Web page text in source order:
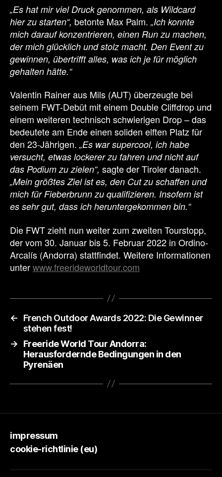
„Es hat mir viel Druck genommen, als Wildcard
hier zu starten“, betonte Max Palm. „Ich konnte
mich darauf konzentrieren, einen Run zu machen,
der mich glücklich und stolz macht. Den Event zu
gewinnen, übertrifft alles, was ich je für möglich
gehalten hätte.“
Valentin Rainer aus Mils (AUT) überzeugte bei
seinem FWT-Debüt mit einem Double Cliffdrop und
einem weiteren technisch schwierigen Drop – das
bedeutete am Ende einen soliden elften Platz für
den 23-Jährigen. „Es war supercool, ich habe
versucht, etwas lockerer zu fahren und nicht auf
das Podium zu zielen“, sagte der Tiroler danach.
„Mein größtes Ziel ist es, den Cut zu schaffen und
mich für Fieberbrunn zu qualifizieren. Insofern ist
es sehr gut, dass ich heruntergekommen bin.“
Die FWT zieht nun weiter zum zweiten Tourstopp,
der vom 30. Januar bis 5. Februar 2022 in Ordino-
Arcalís (Andorra) stattfindet. Weitere Informationen
unterwww.freerideworldtour.com
←
French Outdoor Awards 2022: Die Gewinner
stehen fest!
→
Freeride World Tour Andorra:
Herausfordernde Bedingungen in den
Pyrenäen
impressum
cookie-richtlinie (eu)